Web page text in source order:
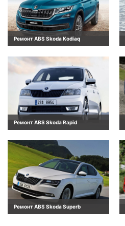
Ремонт ABS Skoda Kodiaq
Ремонт ABS Skoda Rapid
Ремонт ABS Skoda Superb